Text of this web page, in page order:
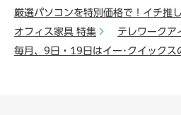
厳選パソコンを特別価格で！イチ推
オフィス家具 特集
テレワークア
毎月、9日・19日はイー･クイックス